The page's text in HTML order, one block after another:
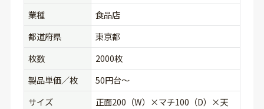
業種
食品店
都道府県
東京都
枚数
2000枚
製品単価／枚
50円台〜
サイズ
正面200（W）×マチ100（D）×天